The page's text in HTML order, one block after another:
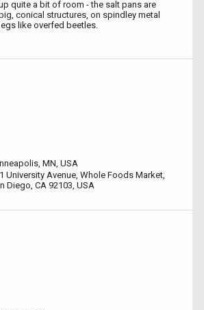
quite a bit of room - the salt pans are
big, conical structures, on spindley metal
legs like overfed beetles.
MN, USA
University Avenue, Whole Foods Market,
Diego, CA 92103, USA